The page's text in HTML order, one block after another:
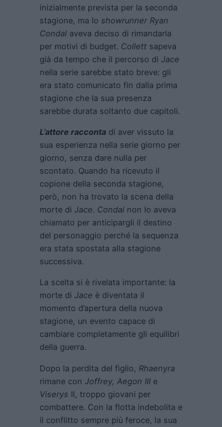
inizialmente prevista per la seconda
stagione, ma lo showrunner Ryan
Condal aveva deciso di rimandarla
per motivi di budget. Collett sapeva
già da tempo che il percorso di Jace
nella serie sarebbe stato breve: gli
era stato comunicato fin dalla prima
stagione che la sua presenza
sarebbe durata soltanto due capitoli.
L’attore racconta di aver vissuto la
sua esperienza nella serie giorno per
giorno, senza dare nulla per
scontato. Quando ha ricevuto il
copione della seconda stagione,
però, non ha trovato la scena della
morte di Jace. Condal non lo aveva
chiamato per anticipargli il destino
del personaggio perché la sequenza
era stata spostata alla stagione
successiva.
La scelta si è rivelata importante: la
morte di Jace è diventata il
momento d’apertura della nuova
stagione, un evento capace di
cambiare completamente gli equilibri
della guerra.
Dopo la perdita del figlio, Rhaenyra
rimane con Joffrey, Aegon III e
Viserys II, troppo giovani per
combattere. Con la flotta indebolita e
il conflitto sempre più feroce, la sua